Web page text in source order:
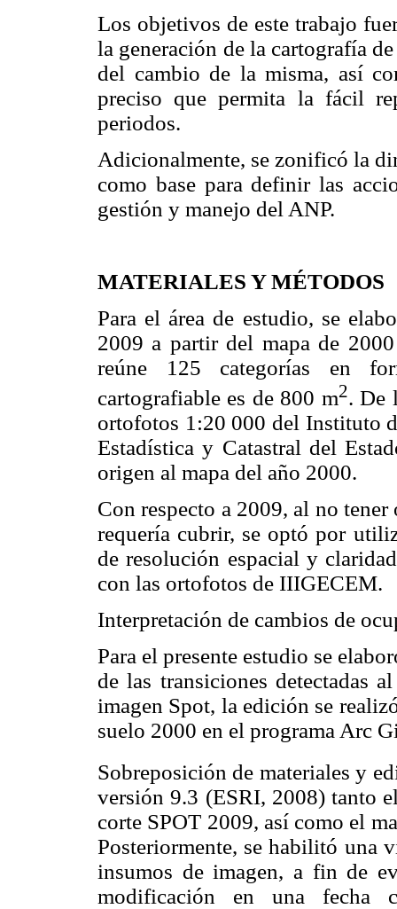
Los objetivos de este trabajo
la generación de la cartografía
del cambio de la misma, así
preciso que permita la fácil
periodos.
Adicionalmente, se zonificó la
como base para definir las
gestión y manejo del ANP.
MATERIALES Y MÉTODOS
Para el área de estudio, se
2009 a partir del mapa de
reúne 125 categorías en
cartografiable es de 800 m2. De
ortofotos 1:20 000 del Instituto
Estadística y Catastral del
origen al mapa del año 2000.
Con respecto a 2009, al no
requería cubrir, se optó por
de resolución espacial y
con las ortofotos de IIIGECEM.
Interpretación de cambios de
Para el presente estudio se
de las transiciones detectadas
imagen Spot, la edición se
suelo 2000 en el programa Arc
Sobreposición de materiales y
versión 9.3 (ESRI, 2008) tanto
corte SPOT 2009, así como el
Posteriormente, se habilitó una
insumos de imagen, a fin de
modificación en una fecha